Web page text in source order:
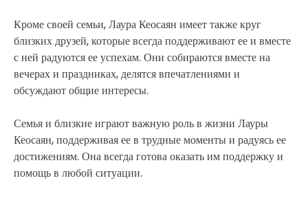
Кроме своей семьи, Лаура Кеосаян имеет также круг
близких друзей, которые всегда поддерживают ее и вместе
с ней радуются ее успехам. Они собираются вместе на
вечерах и праздниках, делятся впечатлениями и
обсуждают общие интересы.
Семья и близкие играют важную роль в жизни Лауры
Кеосаян, поддерживая ее в трудные моменты и радуясь ее
достижениям. Она всегда готова оказать им поддержку и
помощь в любой ситуации.